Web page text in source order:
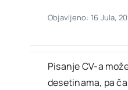
Objavljeno: 16 Jula,
Pisanje CV-a
desetinama, pa